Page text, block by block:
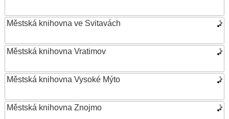
Městská knihovna ve Svitavách
Městská knihovna Vratimov
Městská knihovna Vysoké Mýto
Městská knihovna Znojmo